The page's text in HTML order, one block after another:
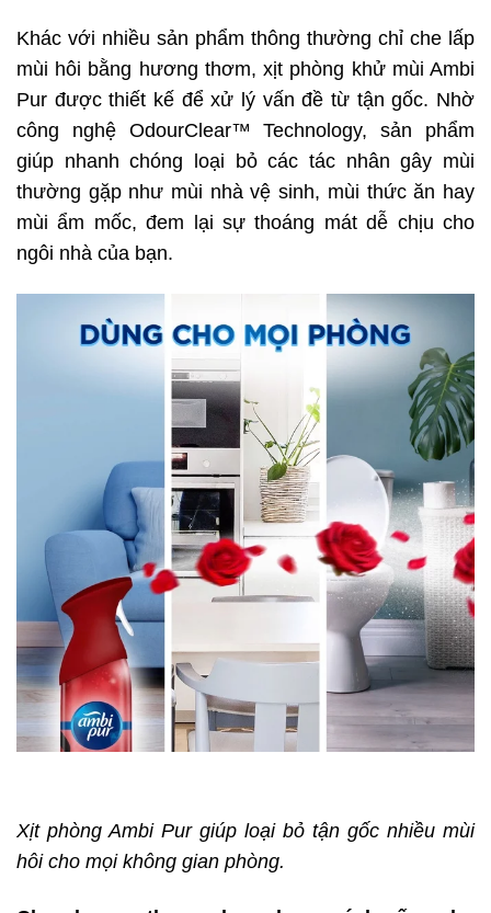
Khác với nhiều sản phẩm thông thường chỉ che lấp
mùi hôi bằng hương thơm, xịt phòng khử mùi Ambi
Pur được thiết kế để xử lý vấn đề từ tận gốc. Nhờ
công nghệ OdourClear™ Technology, sản phẩm
giúp nhanh chóng loại bỏ các tác nhân gây mùi
thường gặp như mùi nhà vệ sinh, mùi thức ăn hay
mùi ẩm mốc, đem lại sự thoáng mát dễ chịu cho
ngôi nhà của bạn.
Xịt phòng Ambi Pur giúp loại bỏ tận gốc nhiều mùi
hôi cho mọi không gian phòng.